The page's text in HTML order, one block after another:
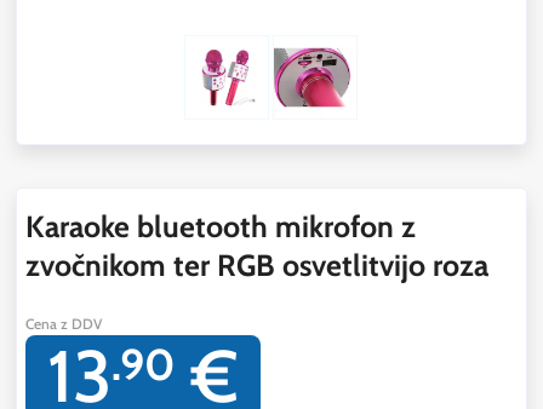
Karaoke bluetooth mikrofon z
zvočnikom ter RGB osvetlitvijo roza
Cena z DDV
13.90 €